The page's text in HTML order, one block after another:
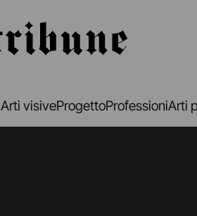
Arti visiveProgettoProfessioniArti